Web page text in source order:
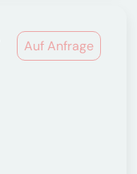
Auf Anfrage